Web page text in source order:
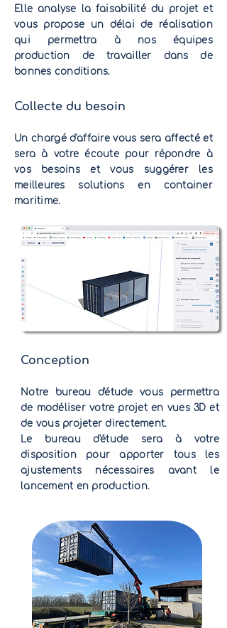
Elle analyse la faisabilité du projet et
vous propose un délai de réalisation
qui permettra à nos équipes
production de travailler dans de
bonnes conditions.
Collecte du besoin
Un chargé d'affaire vous sera affecté et
sera à votre écoute pour répondre à
vos besoins et vous suggérer les
meilleures solutions en container
maritime.
Conception
Notre bureau d'étude vous permettra
de modéliser votre projet en vues 3D et
de vous projeter directement.
Le bureau d'étude sera à votre
disposition pour apporter tous les
ajustements nécessaires avant le
lancement en production.